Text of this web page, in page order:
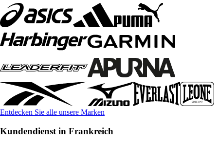
Entdecken Sie alle unsere Marken
Kundendienst in Frankreich